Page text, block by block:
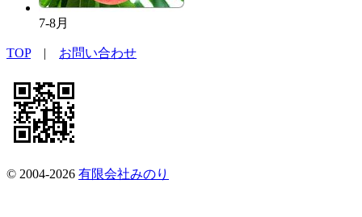
7-8月
TOP| お問い合わせ
© 2004-2026 有限会社みのり